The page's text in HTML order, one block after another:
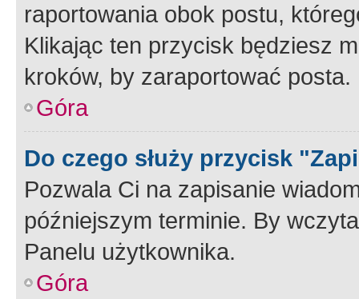
raportowania obok postu,
Klikając ten przycisk będziesz
kroków, by zaraportować posta.
Góra
Do czego służy przycisk
Pozwala Ci na zapisanie
późniejszym terminie. By
Panelu użytkownika.
Góra